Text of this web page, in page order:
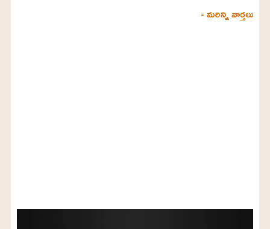
- మరిన్ని వార్తలు